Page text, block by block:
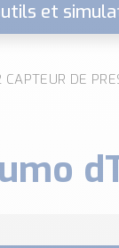
et
CAPTEUR DE